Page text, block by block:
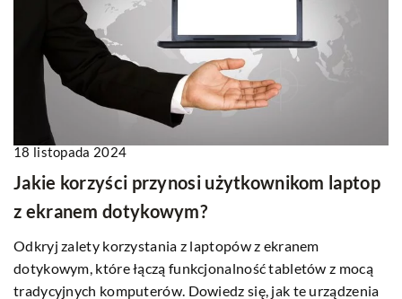
18 listopada 2024
Jakie korzyści przynosi użytkownikom laptop
z ekranem dotykowym?
Odkryj zalety korzystania z laptopów z ekranem
dotykowym, które łączą funkcjonalność tabletów z mocą
tradycyjnych komputerów. Dowiedz się, jak te urządzenia